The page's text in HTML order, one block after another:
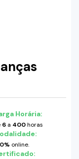
Horária:
6 a 400horas
online.